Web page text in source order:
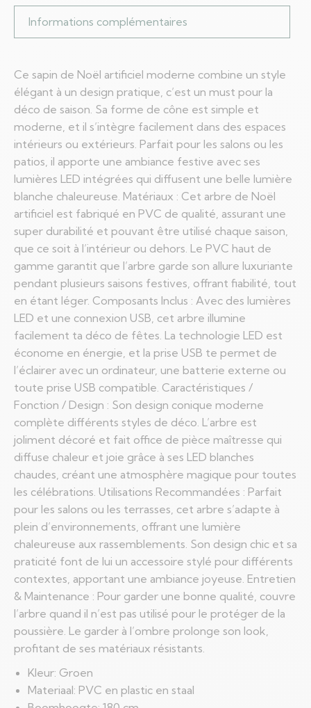
Informations complémentaires
Ce sapin de Noël artificiel moderne combine un style
élégant à un design pratique, c’est un must pour la
déco de saison. Sa forme de cône est simple et
moderne, et il s’intègre facilement dans des espaces
intérieurs ou extérieurs. Parfait pour les salons ou les
patios, il apporte une ambiance festive avec ses
lumières LED intégrées qui diffusent une belle lumière
blanche chaleureuse. Matériaux : Cet arbre de Noël
artificiel est fabriqué en PVC de qualité, assurant une
super durabilité et pouvant être utilisé chaque saison,
que ce soit à l’intérieur ou dehors. Le PVC haut de
gamme garantit que l’arbre garde son allure luxuriante
pendant plusieurs saisons festives, offrant fiabilité, tout
en étant léger. Composants Inclus : Avec des lumières
LED et une connexion USB, cet arbre illumine
facilement ta déco de fêtes. La technologie LED est
économe en énergie, et la prise USB te permet de
l’éclairer avec un ordinateur, une batterie externe ou
toute prise USB compatible. Caractéristiques /
Fonction / Design : Son design conique moderne
complète différents styles de déco. L’arbre est
joliment décoré et fait office de pièce maîtresse qui
diffuse chaleur et joie grâce à ses LED blanches
chaudes, créant une atmosphère magique pour toutes
les célébrations. Utilisations Recommandées : Parfait
pour les salons ou les terrasses, cet arbre s’adapte à
plein d’environnements, offrant une lumière
chaleureuse aux rassemblements. Son design chic et sa
praticité font de lui un accessoire stylé pour différents
contextes, apportant une ambiance joyeuse. Entretien
& Maintenance : Pour garder une bonne qualité, couvre
l’arbre quand il n’est pas utilisé pour le protéger de la
poussière. Le garder à l’ombre prolonge son look,
profitant de ses matériaux résistants.
Kleur: Groen
Materiaal: PVC en plastic en staal